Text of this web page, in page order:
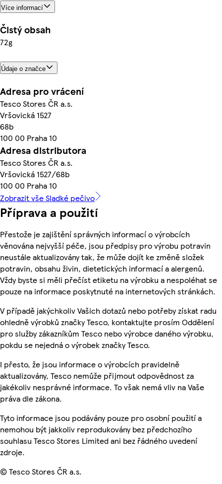
Více informací
Čistý obsah
72g
Údaje o značce
Adresa pro vrácení
Tesco Stores ČR a.s.
Vršovická 1527
68b
100 00 Praha 10
Adresa distributora
Tesco Stores ČR a.s.
Vršovická 1527/68b
100 00 Praha 10
Zobrazit vše Sladké pečivo
Příprava a použití
Přestože je zajištění správných informací o výrobcích
věnována nejvyšší péče, jsou předpisy pro výrobu potravin
neustále aktualizovány tak, že může dojít ke změně složek
potravin, obsahu živin, dietetických informací a alergenů.
Vždy byste si měli přečíst etiketu na výrobku a nespoléhat se
pouze na informace poskytnuté na internetových stránkách.
V případě jakýchkoliv Vašich dotazů nebo potřeby získat radu
ohledně výrobků značky Tesco, kontaktujte prosím Oddělení
pro služby zákazníkům Tesco nebo výrobce daného výrobku,
pokdu se nejedná o výrobek značky Tesco.
I přesto, že jsou informace o výrobcích pravidelně
aktualizovány, Tesco nemůže přijmout odpovědnost za
jakékoliv nesprávné informace. To však nemá vliv na Vaše
práva dle zákona.
Tyto informace jsou podávány pouze pro osobní použití a
nemohou být jakkoliv reprodukovány bez předchozího
souhlasu Tesco Stores Limited ani bez řádného uvedení
zdroje.
© Tesco Stores ČR a.s.